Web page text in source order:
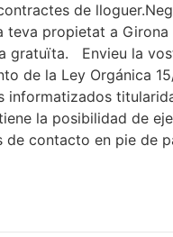
de
propietat a
gratuïta. Envieu la
de la Ley Orgánica
informatizados
la posibilidad de
contacto en pie de